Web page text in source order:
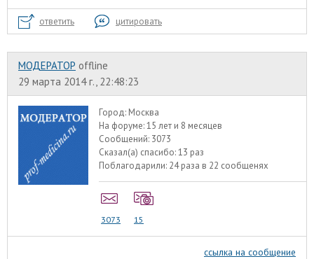
ответить цитировать
МОДЕРАТОР offline
29 марта 2014 г., 22:48:23
Город: Москва
На форуме:15 лет и 8 месяцев
Сообщений: 3073
Сказал(а) спасибо:13 раз
Поблагодарили: 24 раза в 22 сообщенях
3073 15
ссылка на сообщение